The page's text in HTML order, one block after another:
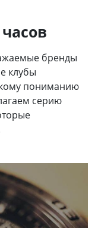
бренды
клубы
пониманию
серию